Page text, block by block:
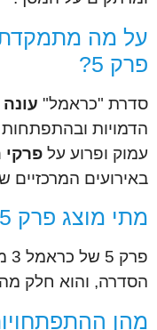
פרק 5?
סדרת "כראמל" עונה 3 פרק 5
הדמויות
עמוק ופרוע על
באירועים המרכזיים
מתי מוצג פרק 5 של כראמל 3 עונה 3?
הסדרה, והוא חלק